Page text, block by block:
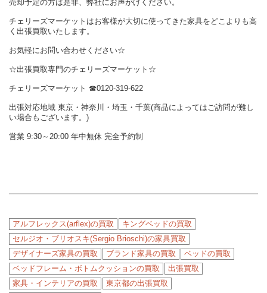
売却予定の方は是非、弊社にお声がけください。
チェリーズマーケットはお客様が大切に使ってきた家具をどこよりも高
く出張買取いたします。
お気軽にお問い合わせください☆
☆出張買取専門のチェリーズマーケット☆
チェリーズマーケット ☎︎0120-319-622
出張対応地域 東京・神奈川・埼玉・千葉(商品によってはご訪問が難し
い場合もございます。)
営業 9:30～20:00 年中無休 完全予約制
アルフレックス(arflex)の買取
キングベッドの買取
セルジオ・ブリオスキ(Sergio Brioschi)の家具買取
デザイナーズ家具の買取
ブランド家具の買取
ベッドの買取
ベッドフレーム・ボトムクッションの買取
出張買取
家具・インテリアの買取
東京都の出張買取